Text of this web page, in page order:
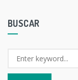
BUSCAR